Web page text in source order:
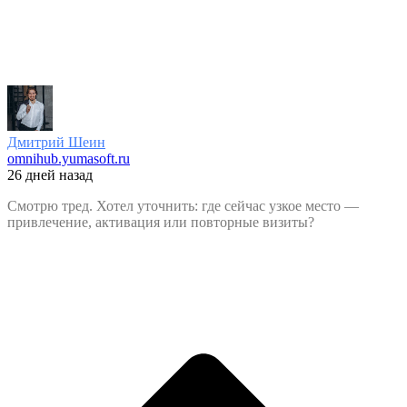
Дмитрий Шеин
omnihub.yumasoft.ru
26 дней назад
Смотрю тред. Хотел уточнить: где сейчас узкое место —
привлечение, активация или повторные визиты?